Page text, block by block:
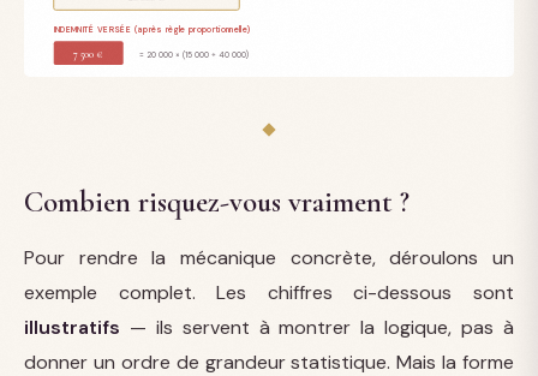
INDEMNITÉ VERSÉE (après règle proportionnelle)
7 500 € = 20 000 × (15 000 ÷ 40 000)
Combien risquez-vous vraiment ?
Pour rendre la mécanique concrète, déroulons un
exemple complet. Les chiffres ci-dessous sont
illustratifs — ils servent à montrer la logique, pas à
donner un ordre de grandeur statistique. Mais la forme